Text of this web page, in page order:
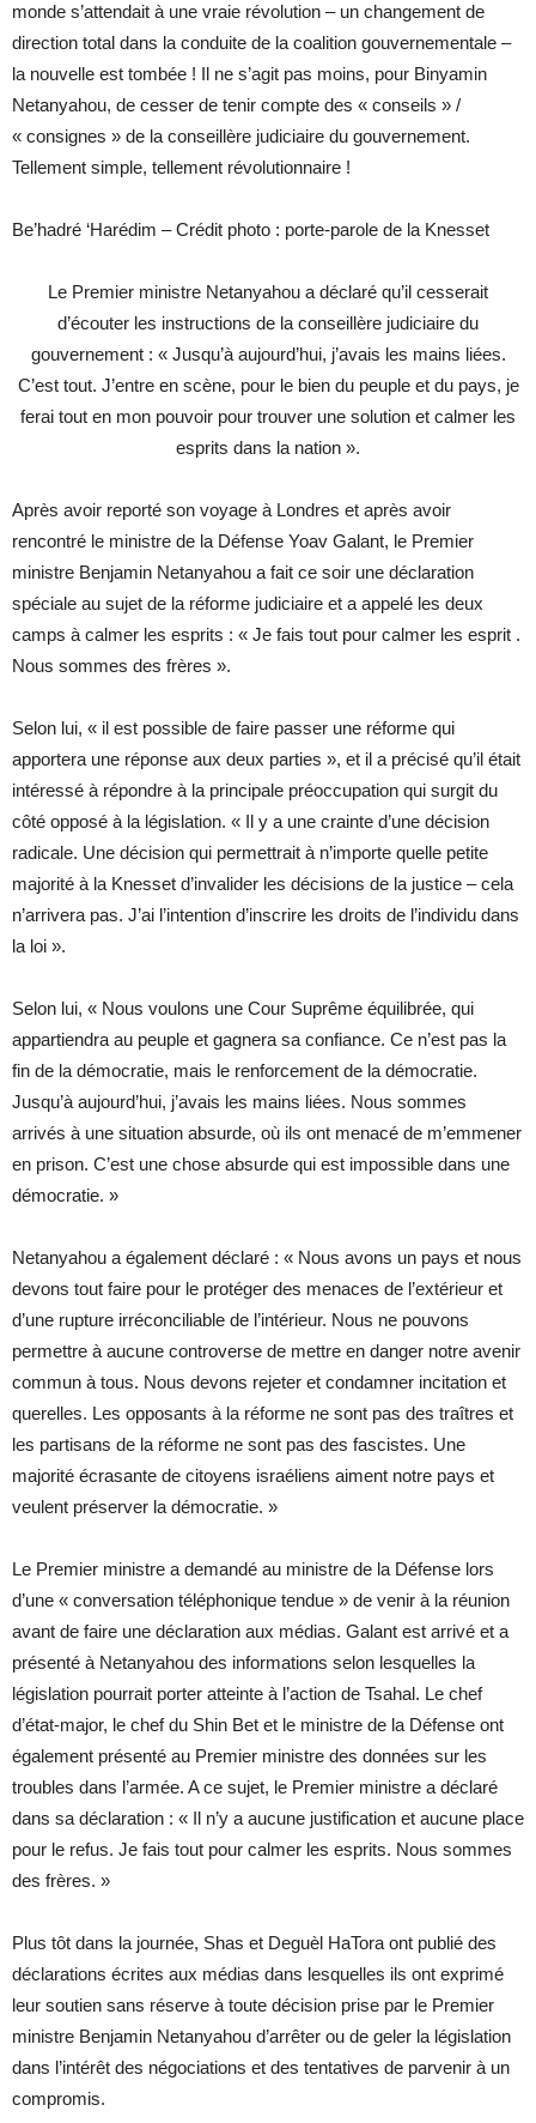
monde s’attendait à une vraie révolution – un changement de
direction total dans la conduite de la coalition gouvernementale –
la nouvelle est tombée ! Il ne s’agit pas moins, pour Binyamin
Netanyahou, de cesser de tenir compte des « conseils » /
« consignes » de la conseillère judiciaire du gouvernement.
Tellement simple, tellement révolutionnaire !
Be’hadré ‘Harédim – Crédit photo : porte-parole de la Knesset
Le Premier ministre Netanyahou a déclaré qu’il cesserait
d’écouter les instructions de la conseillère judiciaire du
gouvernement : « Jusqu’à aujourd’hui, j’avais les mains liées.
C’est tout. J’entre en scène, pour le bien du peuple et du pays, je
ferai tout en mon pouvoir pour trouver une solution et calmer les
esprits dans la nation ».
Après avoir reporté son voyage à Londres et après avoir
rencontré le ministre de la Défense Yoav Galant, le Premier
ministre Benjamin Netanyahou a fait ce soir une déclaration
spéciale au sujet de la réforme judiciaire et a appelé les deux
camps à calmer les esprits : « Je fais tout pour calmer les esprit .
Nous sommes des frères ».
Selon lui, « il est possible de faire passer une réforme qui
apportera une réponse aux deux parties », et il a précisé qu’il était
intéressé à répondre à la principale préoccupation qui surgit du
côté opposé à la législation. « Il y a une crainte d’une décision
radicale. Une décision qui permettrait à n’importe quelle petite
majorité à la Knesset d’invalider les décisions de la justice – cela
n’arrivera pas. J’ai l’intention d’inscrire les droits de l’individu dans
la loi ».
Selon lui, « Nous voulons une Cour Suprême équilibrée, qui
appartiendra au peuple et gagnera sa confiance. Ce n’est pas la
fin de la démocratie, mais le renforcement de la démocratie.
Jusqu’à aujourd’hui, j’avais les mains liées. Nous sommes
arrivés à une situation absurde, où ils ont menacé de m’emmener
en prison. C’est une chose absurde qui est impossible dans une
démocratie. »
Netanyahou a également déclaré : « Nous avons un pays et nous
devons tout faire pour le protéger des menaces de l’extérieur et
d’une rupture irréconciliable de l’intérieur. Nous ne pouvons
permettre à aucune controverse de mettre en danger notre avenir
commun à tous. Nous devons rejeter et condamner incitation et
querelles. Les opposants à la réforme ne sont pas des traîtres et
les partisans de la réforme ne sont pas des fascistes. Une
majorité écrasante de citoyens israéliens aiment notre pays et
veulent préserver la démocratie. »
Le Premier ministre a demandé au ministre de la Défense lors
d’une « conversation téléphonique tendue » de venir à la réunion
avant de faire une déclaration aux médias. Galant est arrivé et a
présenté à Netanyahou des informations selon lesquelles la
législation pourrait porter atteinte à l’action de Tsahal. Le chef
d’état-major, le chef du Shin Bet et le ministre de la Défense ont
également présenté au Premier ministre des données sur les
troubles dans l’armée. A ce sujet, le Premier ministre a déclaré
dans sa déclaration : « Il n’y a aucune justification et aucune place
pour le refus. Je fais tout pour calmer les esprits. Nous sommes
des frères. »
Plus tôt dans la journée, Shas et Deguèl HaTora ont publié des
déclarations écrites aux médias dans lesquelles ils ont exprimé
leur soutien sans réserve à toute décision prise par le Premier
ministre Benjamin Netanyahou d’arrêter ou de geler la législation
dans l’intérêt des négociations et des tentatives de parvenir à un
compromis.